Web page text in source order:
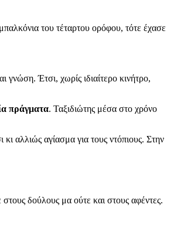
του τέταρτου ορόφου, τότε έχασε
γνώση. Έτσι, χωρίς ιδιαίτερο κινήτρο,
πράγματα. Ταξιδιώτης μέσα στο χρόνο
αλλιώς αγίασμα για τους ντόπιους. Στην
δούλους μα ούτε και στους αφέντες.